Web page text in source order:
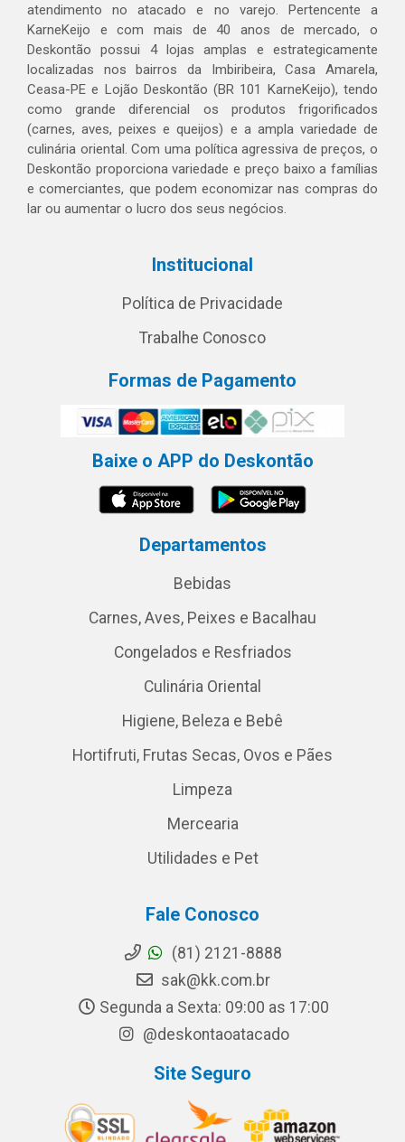
atendimento no atacado e no varejo. Pertencente a
KarneKeijo e com mais de 40 anos de mercado, o
Deskontão possui 4 lojas amplas e estrategicamente
localizadas nos bairros da Imbiribeira, Casa Amarela,
Ceasa-PE e Lojão Deskontão (BR 101 KarneKeijo), tendo
como grande diferencial os produtos frigorificados
(carnes, aves, peixes e queijos) e a ampla variedade de
culinária oriental. Com uma política agressiva de preços, o
Deskontão proporciona variedade e preço baixo a famílias
e comerciantes, que podem economizar nas compras do
lar ou aumentar o lucro dos seus negócios.
Institucional
Política de Privacidade
Trabalhe Conosco
Formas de Pagamento
Baixe o APP do Deskontão
Departamentos
Bebidas
Carnes, Aves, Peixes e Bacalhau
Congelados e Resfriados
Culinária Oriental
Higiene, Beleza e Bebê
Hortifruti, Frutas Secas, Ovos e Pães
Limpeza
Mercearia
Utilidades e Pet
Fale Conosco
(81) 2121-8888
sak@kk.com.br
Segunda a Sexta: 09:00 as 17:00
@deskontaoatacado
Site Seguro